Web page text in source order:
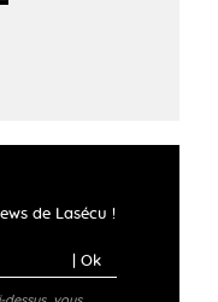
de Lasécu !
| Ok